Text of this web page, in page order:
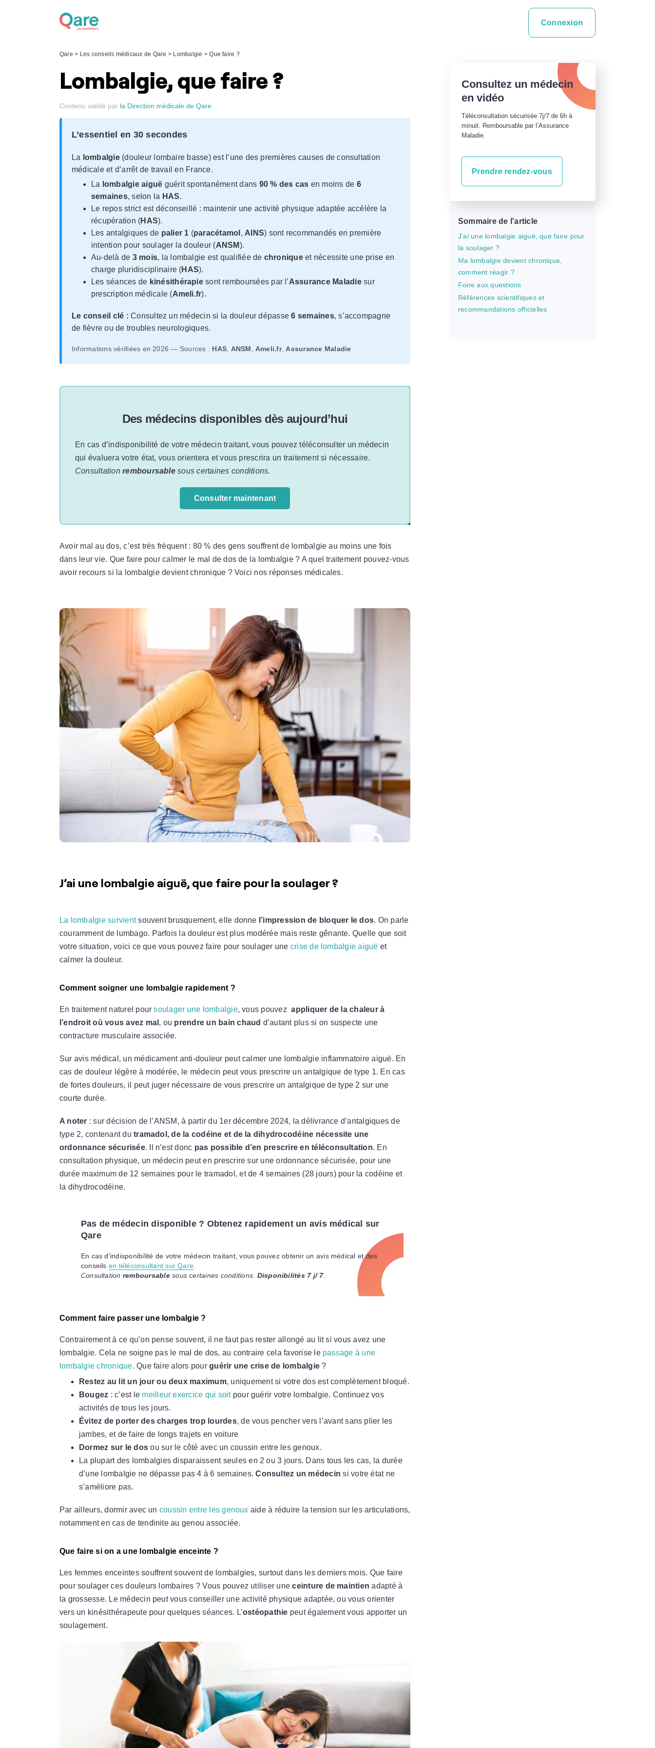
Connexion
Qare > Les conseils médicaux de Qare > Lombalgie >Que faire ?
Lombalgie, que faire ?
Contenu validé par la Direction médicale de Qare.
L’essentiel en 30 secondes
La lombalgie(douleur lombaire basse) est l’une des premières causes de consultation
médicale et d’arrêt de travail en France.
La lombalgie aiguë guérit spontanément dans 90 % des cas en moins de 6
semaines, selon la HAS.
Le repos strict est déconseillé : maintenir une activité physique adaptée accélère la
récupération (HAS).
Les antalgiques de palier 1 (paracétamol , AINS) sont recommandés en première
intention pour soulager la douleur (ANSM).
Au-delà de 3 mois, la lombalgie est qualifiée de chroniqueet nécessite une prise en
charge pluridisciplinaire (HAS).
Les séances de kinésithérapiesont remboursées par l’Assurance Maladiesur
prescription médicale (Ameli.fr).
Le conseil clé : Consultez un médecin si la douleur dépasse6 semaines, s’accompagne
de fièvre ou de troubles neurologiques.
Informations vérifiées en 2026 — Sources : HAS, ANSM , Ameli.fr,Assurance Maladie
Des médecins disponibles dès aujourd’hui
En cas d’indisponibilité de votre médecin traitant, vous pouvez téléconsulter un médecin
qui évaluera votre état, vous orientera et vous prescrira un traitement si nécessaire.
Consultationremboursablesous certaines conditions.
Consulter maintenant
Avoir mal au dos, c’est très fréquent : 80 % des gens souffrent de lombalgie au moins une fois
dans leur vie. Que faire pour calmer le mal de dos de la lombalgie ? A quel traitement pouvez-vous
avoir recours si la lombalgie devient chronique ? Voici nos réponses médicales.
J’ai une lombalgie aiguë, que faire pour la soulager ?
La lombalgie survientsouvent brusquement, elle donne l’impression de bloquer le dos. On parle
couramment de lumbago. Parfois la douleur est plus modérée mais reste gênante. Quelle que soit
votre situation, voici ce que vous pouvez faire pour soulager une crise de lombalgie aiguë et
calmer la douleur.
Comment soigner une lombalgie rapidement ?
En traitement naturel poursoulager une lombalgie, vous pouvezappliquer de la chaleur à
l’endroit où vous avez mal , ou prendre un bain chaud d’autant plus si on suspecte une
contracture musculaire associée.
Sur avis médical, un médicament anti-douleur peut calmer une lombalgie inflammatoire aiguë. En
cas de douleur légère à modérée, le médecin peut vous prescrire un antalgique de type 1. En cas
de fortes douleurs, il peut juger nécessaire de vous prescrire un antalgique de type 2 sur une
courte durée.
A noter : sur décision de l’ANSM, à partir du 1er décembre 2024, la délivrance d’antalgiques de
type 2, contenant dutramadol, de la codéine et de la dihydrocodéine nécessite une
ordonnance sécurisée. Il n’est donc pas possible d’en prescrire en téléconsultation. En
consultation physique, un médecin peut en prescrire sur une ordonnance sécurisée, pour une
durée maximum de 12 semaines pour le tramadol, et de 4 semaines (28 jours) pour la codéine et
la dihydrocodéine.
Pas de médecin disponible ? Obtenez rapidement un avis médical sur
Qare
En cas d'indisponibilité de votre médecin traitant, vous pouvez obtenir un avis médical et des
conseils en téléconsultant sur Qare
Consultation remboursablesous certaines conditions. Disponibilités 7 j/ 7.
Comment faire passer une lombalgie ?
Contrairement à ce qu’on pense souvent, il ne faut pas rester allongé au lit si vous avez une
lombalgie. Cela ne soigne pas le mal de dos, au contraire cela favorise le passage à une
lombalgie chronique. Que faire alors pourguérir une crise de lombalgie ?
Restez au lit un jour ou deux maximum, uniquement si votre dos est complètement bloqué.
Bougez : c’est le meilleur exercice qui soitpour guérir votre lombalgie. Continuez vos
activités de tous les jours.
Évitez de porter des charges trop lourdes, de vous pencher vers l’avant sans plier les
jambes, et de faire de longs trajets en voiture
Dormez sur le dos ou sur le côté avec un coussin entre les genoux.
La plupart des lombalgies disparaissent seules en 2 ou 3 jours. Dans tous les cas, la durée
d’une lombalgie ne dépasse pas 4 à 6 semaines.Consultez un médecin si votre état ne
s’améliore pas.
Par ailleurs, dormir avec un coussin entre les genoux aide à réduire la tension sur les articulations,
notamment en cas de tendinite au genou associée.
Que faire si on a une lombalgie enceinte ?
Les femmes enceintes souffrent souvent de lombalgies, surtout dans les derniers mois. Que faire
pour soulager ces douleurs lombaires ? Vous pouvez utiliser uneceinture de maintien adapté à
la grossesse. Le médecin peut vous conseiller une activité physique adaptée, ou vous orienter
vers un kinésithérapeute pour quelques séances. L’ostéopathie peut également vous apporter un
soulagement.
Consultez un médecin
en vidéo
Téléconsultation sécurisée 7j/7 de 6h à
minuit. Remboursable par l’Assurance
Maladie.
Prendre rendez-vous
Sommaire de l'article
J’ai une lombalgie aiguë, que faire pour
la soulager ?
Ma lombalgie devient chronique,
comment réagir ?
Foire aux questions
Références scientifiques et
recommandations officielles